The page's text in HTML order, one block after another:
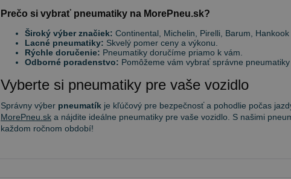
Prečo si vybrať pneumatiky na MorePneu.sk?
Široký výber značiek: Continental, Michelin, Pirelli, Barum, Hankook
Lacné pneumatiky: Skvelý pomer ceny a výkonu.
Rýchle doručenie: Pneumatiky doručíme priamo k vám.
Odborné poradenstvo: Pomôžeme vám vybrať správne
Vyberte si pneumatiky pre vaše vozidlo
Správny výber pneumatík je kľúčový pre bezpečnosť a pohodlie počas
MorePneu.sk a nájdite ideálne pneumatiky pre vaše vozidlo. S našimi
každom ročnom období!